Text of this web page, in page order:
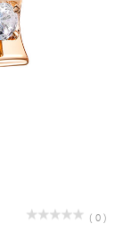
( 0 )